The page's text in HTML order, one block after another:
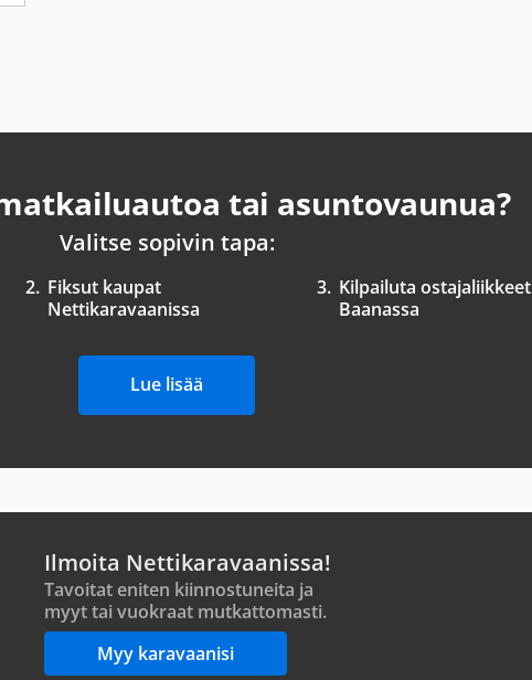
tai asuntovaunua?
Valitse sopivin tapa:
2. Fiksut kaupat
Nettikaravaanissa
3. Kilpailuta ostajaliikkeet
Baanassa
Lue lisää
Ilmoita Nettikaravaanissa!
Tavoitat eniten kiinnostuneita ja
myyt tai vuokraat mutkattomasti.
Myy karavaanisi